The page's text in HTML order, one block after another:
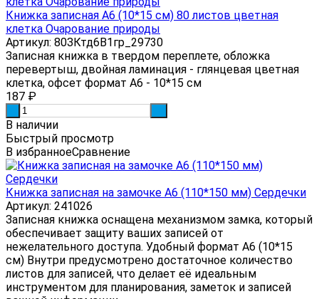
Книжка записная А6 (10*15 см) 80 листов цветная
клетка Очарование природы
Артикул: 80ЗКтд6В1гр_29730
Записная книжка в твердом переплете, обложка
перевертыш, двойная ламинация - глянцевая цветная
клетка, офсет формат А6 - 10*15 см
187 ₽
В наличии
Быстрый просмотр
В избранноеСравнение
Книжка записная на замочке А6 (110*150 мм) Сердечки
Артикул: 241026
Записная книжка оснащена механизмом замка, который
обеспечивает защиту ваших записей от
нежелательного доступа. Удобный формат А6 (10*15
см) Внутри предусмотрено достаточное количество
листов для записей, что делает её идеальным
инструментом для планирования, заметок и записей